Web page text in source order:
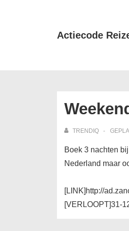
Actiecode
TRENDIQ
Boek 3 nachten
Nederland maar
[LINK]http://
[VERLOOPT]31-